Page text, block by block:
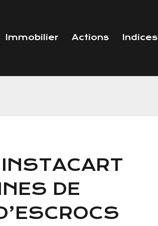
Immobilier Actions Indices
DE